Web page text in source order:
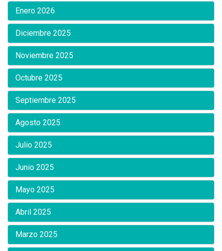
Enero 2026
Diciembre 2025
Noviembre 2025
Octubre 2025
Septiembre 2025
Agosto 2025
Julio 2025
Junio 2025
Mayo 2025
Abril 2025
Marzo 2025